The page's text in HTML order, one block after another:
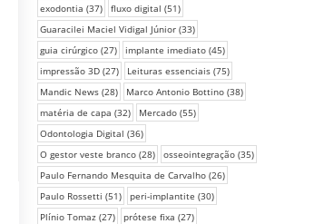
exodontia (37) fluxo digital (51)
Guaracilei Maciel Vidigal Júnior (33)
guia cirúrgico (27) implante imediato (45)
impressão 3D (27) Leituras essenciais (75)
Mandic News (28) Marco Antonio Bottino (38)
matéria de capa (32) Mercado (55)
Odontologia Digital (36)
O gestor veste branco (28) osseointegração (35)
Paulo Fernando Mesquita de Carvalho (26)
Paulo Rossetti (51) peri-implantite (30)
Plínio Tomaz (27) prótese fixa (27)